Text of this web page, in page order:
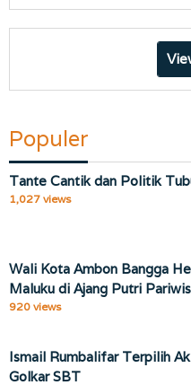
Populer
Tante Cantik dan Politik
1,027 views
Wali Kota Ambon Bangga
Maluku di Ajang Putri
920 views
Ismail Rumbalifar Terpilih
Golkar SBT